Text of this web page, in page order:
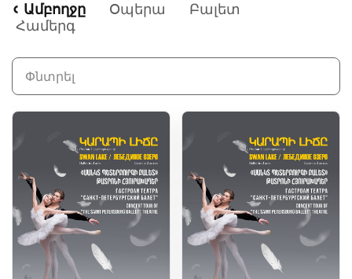
Ամբողջը Օպերա
Բալետ
Համերգ